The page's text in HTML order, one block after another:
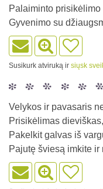
Palaiminto prisikėlimo
Gyvenimo su
Susikurk atviruką ir siųsk
Velykos ir pavasaris
Prisikėlimas
Pakelkit galvas iš
Pajutę šviesą imkite